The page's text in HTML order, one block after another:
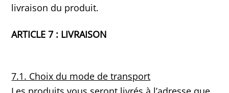
livraison du produit.
ARTICLE 7 : LIVRAISON
7.1. Choix du mode de transport